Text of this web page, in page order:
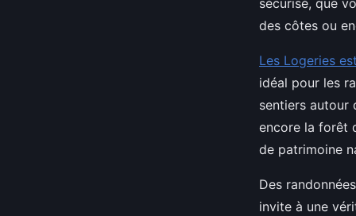
sécurisé, que
des côtes ou
Les Logeries
idéal pour les
sentiers autour
encore la forêt
de patrimoine
Des
invite à une